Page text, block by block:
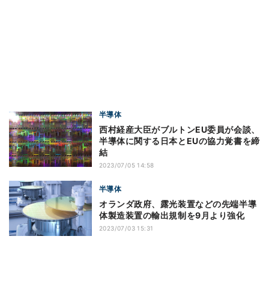
半導体
西村経産大臣がブルトンEU委員が会談、
半導体に関する日本とEUの協力覚書を締
結
2023/07/05 14:58
半導体
オランダ政府、露光装置などの先端半導
体製造装置の輸出規制を9月より強化
2023/07/03 15:31